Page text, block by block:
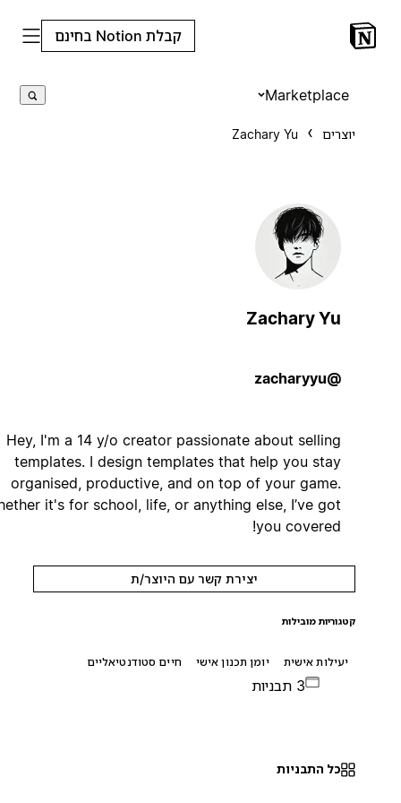
קבלת Notion בחינם
Marketplace
Zachary Yu
Zachary Yu
Hey, I'm a 14 y/o creator passionate about selling
templates. I design templates that help you stay
organised, productive, and on top of your game.
Whether it's for school, life, or anything else, I’ve got
you covered!
יצירת קשר עם היוצר/ת
קטגוריות מובילות
יעילות אישית יומן תכנון אישי חיים סטודנטיאליים
כל התבניות